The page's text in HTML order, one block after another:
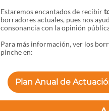
Estaremos encantados de recibir
borradores actuales, pues nos
consonancia con la opinión
Para más información, ver los
pinche en:
Plan Anual de